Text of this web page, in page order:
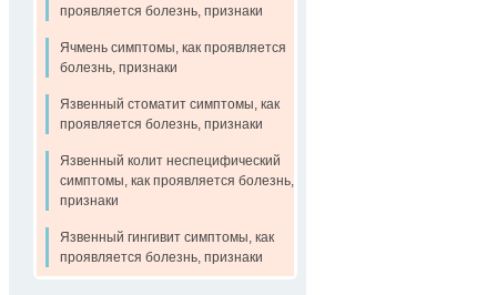
проявляется болезнь, признаки
Ячмень симптомы, как проявляется
болезнь, признаки
Язвенный стоматит симптомы, как
проявляется болезнь, признаки
Язвенный колит неспецифический
симптомы, как проявляется болезнь,
признаки
Язвенный гингивит симптомы, как
проявляется болезнь, признаки